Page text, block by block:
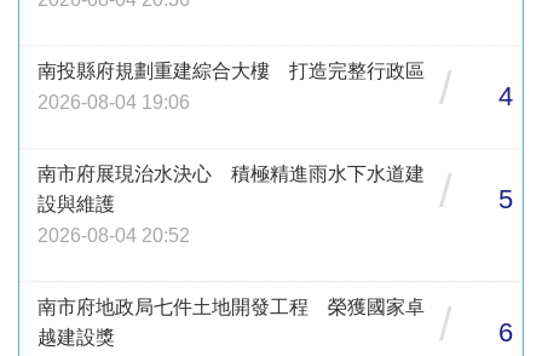
南投縣府規劃重建綜合大樓 打造完整行政區
2026-08-04 19:06
/ 4
南市府展現治水決心 積極精進雨水下水道建
設與維護
2026-08-04 20:52
/ 5
南市府地政局七件土地開發工程 榮獲國家卓
越建設獎
/ 6